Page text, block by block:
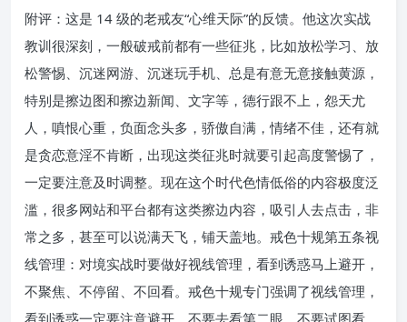
附评：这是 14 级的老戒友“心维天际”的反馈。他这次实战
教训很深刻，一般破戒前都有一些征兆，比如放松学习、放
松警惕、沉迷网游、沉迷玩手机、总是有意无意接触黄源，
特别是擦边图和擦边新闻、文字等，德行跟不上，怨天尤
人，嗔恨心重，负面念头多，骄傲自满，情绪不佳，还有就
是贪恋意淫不肯断，出现这类征兆时就要引起高度警惕了，
一定要注意及时调整。现在这个时代色情低俗的内容极度泛
滥，很多网站和平台都有这类擦边内容，吸引人去点击，非
常之多，甚至可以说满天飞，铺天盖地。戒色十规第五条视
线管理：对境实战时要做好视线管理，看到诱惑马上避开，
不聚焦、不停留、不回看。戒色十规专门强调了视线管理，
看到诱惑一定要注意避开，不要去看第二眼，不要试图看